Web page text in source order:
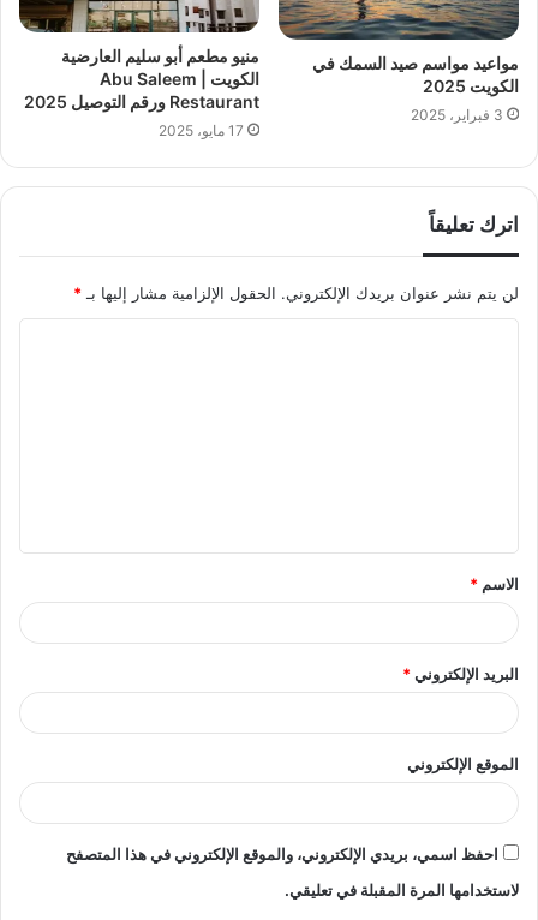
مواعيد مواسم صيد السمك في
الكويت 2025
3 فبراير، 2025
منيو مطعم أبو سليم العارضية
الكويت | Abu Saleem
Restaurant ورقم التوصيل 2025
17 مايو، 2025
اترك تعليقاً
لن يتم نشر عنوان بريدك الإلكتروني. الحقول الإلزامية مشار إليها بـ*
ق
*
الاسم *
البريد الإلكتروني*
الموقع الإلكتروني
احفظ اسمي، بريدي الإلكتروني، والموقع الإلكتروني في هذا المتصفح
لاستخدامها المرة المقبلة في تعليقي.